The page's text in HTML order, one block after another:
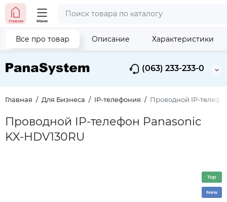
(063) 233-233-0
Главная Меню
Главная Для Бизнеса IP-телефония Проводной IP-
Проводной IP-телефон Panasonic
KX-HDV130RU
Все про товар Описание Характеристики
Top
New